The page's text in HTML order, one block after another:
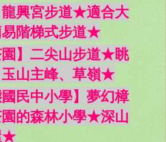
龍興宮步道★適合大
階梯式步道★
園】二尖山步道★眺
山主峰、草嶺★
國民中小學】夢幻樟
的森林小學★深山
★